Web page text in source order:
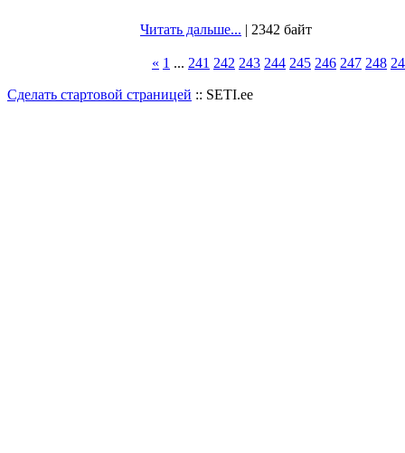
Читать дальше... | 2342 байт
« 1 ... 241 242 243 244 245 246 247 248
Сделать стартовой страницей :: SETI.ee